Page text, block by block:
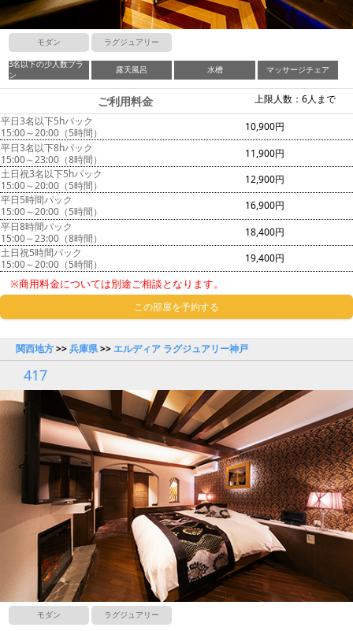
モダン ラグジュアリー
3名以下の少人数プラ
ン
露天風呂 水槽 マッサージチェア
上限人数：6人まで
ご利用料金
平日3名以下5hパック
15:00～20:00（5時間）
10,900円
平日3名以下8hパック
15:00～23:00（8時間）
11,900円
土日祝3名以下5hパック
15:00～20:00（5時間）
12,900円
平日5時間パック
15:00～20:00（5時間）
16,900円
平日8時間パック
15:00～23:00（8時間）
18,400円
土日祝5時間パック
15:00～20:00（5時間）
19,400円
※商用料金については別途ご相談となります。
この部屋を予約する
関西地方>>兵庫県>> エルディア ラグジュアリー神戸
417
モダン ラグジュアリー